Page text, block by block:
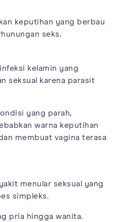
keputihan yang berbau
seks.
kelamin yang
seksual karena parasit
yang parah,
warna keputihan
membuat vagina terasa
menular seksual yang
simpleks.
pria hingga wanita.